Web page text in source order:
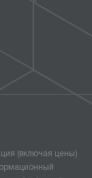
(включая цены)